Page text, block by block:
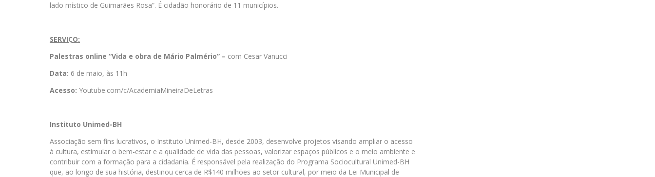
lado místico de Guimarães Rosa”. É cidadão honorário de 11 municípios.
SERVIÇO:
Palestras online “Vida e obra de Mário Palmério” – com Cesar Vanucci
Data: 6 de maio, às 11h
Acesso: Youtube.com/c/AcademiaMineiraDeLetras
Instituto Unimed-BH
Associação sem fins lucrativos, o Instituto Unimed-BH, desde 2003, desenvolve projetos visando ampliar o acesso
à cultura, estimular o bem-estar e a qualidade de vida das pessoas, valorizar espaços públicos e o meio ambiente e
contribuir com a formação para a cidadania. É responsável pela realização do Programa Sociocultural Unimed-BH
que, ao longo de sua história, destinou cerca de R$140 milhões ao setor cultural, por meio da Lei Municipal de